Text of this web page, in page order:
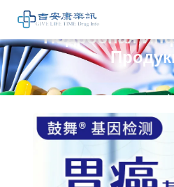
Подробная